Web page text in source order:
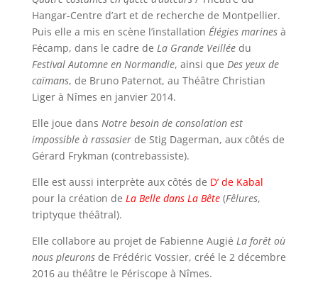
Hangar-Centre d’art et de recherche de Montpellier.
Puis elle a mis en scène l’installation Élégies marinesà
Fécamp, dans le cadre de La Grande Veilléedu
Festival Automne en Normandie, ainsi que Des yeux de
caïmans, de Bruno Paternot, au Théâtre Christian
Liger à Nîmes en janvier 2014.
Elle joue dans Notre besoin de consolation est
impossible à rassasierde Stig Dagerman, aux côtés de
Gérard Frykman (contrebassiste).
Elle est aussi interprète aux côtés de D’ de Kabal
pour la création de La Belle dans La Bête(Fêlures,
triptyque théâtral).
Elle collabore au projet de Fabienne Augié La forêt où
nous pleuronsde Frédéric Vossier, créé le 2 décembre
2016 au théâtre le Périscope à Nîmes.